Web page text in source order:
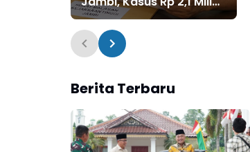
PUPR Tebo Kembali
Disorot
Berita Terbaru